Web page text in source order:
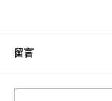
留言